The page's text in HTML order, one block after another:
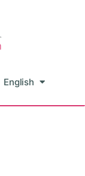
English
中文